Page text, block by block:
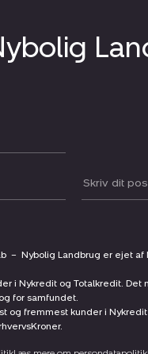
– Nybolig Landbrug er ejet
i Nykredit og Totalkredit.
for samfundet.
og fremmest kunder i